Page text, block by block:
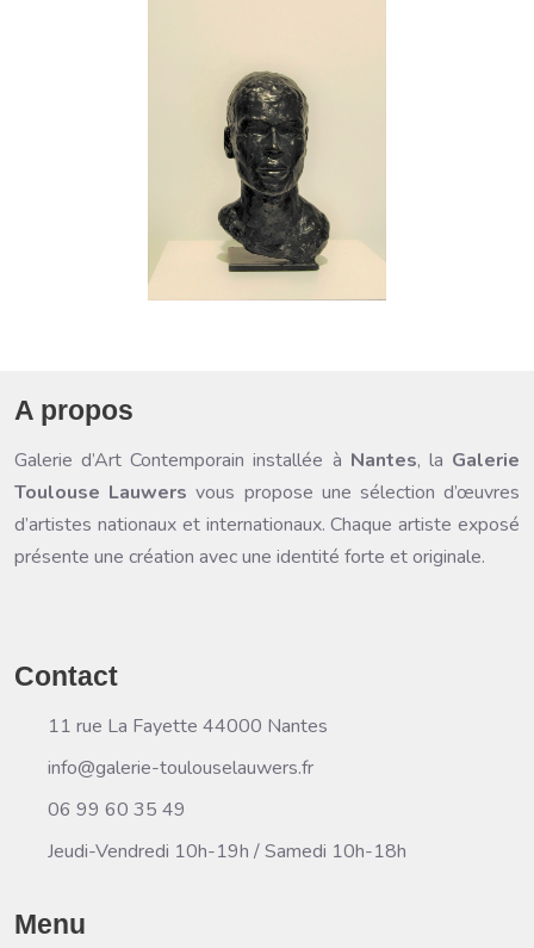
A propos
Galerie d’Art Contemporain installée à Nantes, la Galerie
Toulouse Lauwersvous propose une sélection d’œuvres
d’artistes nationaux et internationaux. Chaque artiste exposé
présente une création avec une identité forte et originale.
Contact
11 rue La Fayette 44000 Nantes
info@galerie-toulouselauwers.fr
06 99 60 35 49
Jeudi-Vendredi 10h-19h / Samedi 10h-18h
Menu